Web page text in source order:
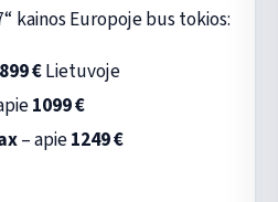
kainos Europoje bus tokios:
899 €Lietuvoje
1099 €
– apie1249 €